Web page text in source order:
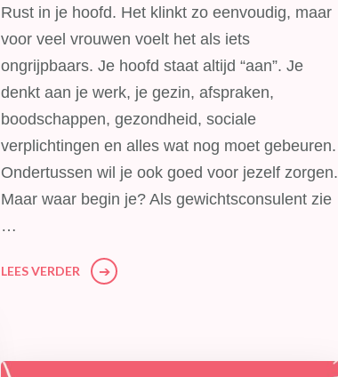
Rust in je hoofd. Het klinkt zo eenvoudig, maar
voor veel vrouwen voelt het als iets
ongrijpbaars. Je hoofd staat altijd “aan”. Je
denkt aan je werk, je gezin, afspraken,
boodschappen, gezondheid, sociale
verplichtingen en alles wat nog moet gebeuren.
Ondertussen wil je ook goed voor jezelf zorgen.
Maar waar begin je? Als gewichtsconsulent zie
…
LEES VERDER